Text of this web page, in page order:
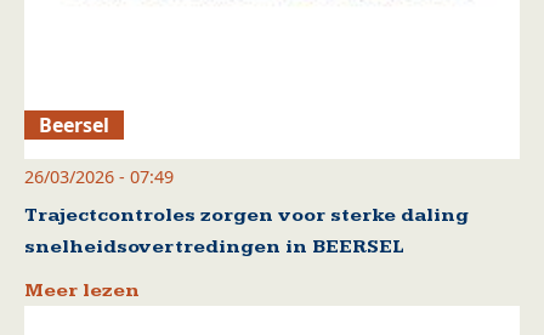
Beersel
26/03/2026 - 07:49
Trajectcontroles zorgen voor sterke daling
snelheidsovertredingen in BEERSEL
Meer lezen